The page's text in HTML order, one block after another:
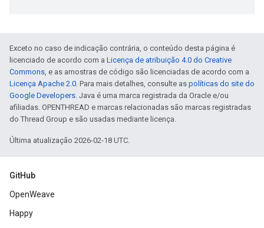
Exceto no caso de indicação contrária, o conteúdo desta página é
licenciado de acordo com a Licença de atribuição 4.0 do Creative
Commons, e as amostras de código são licenciadas de acordo com a
Licença Apache 2.0. Para mais detalhes, consulte as políticas do site do
Google Developers. Java é uma marca registrada da Oracle e/ou
afiliadas. OPENTHREAD e marcas relacionadas são marcas registradas
do Thread Group e são usadas mediante licença.
Última atualização 2026-02-18 UTC.
GitHub
OpenWeave
Happy